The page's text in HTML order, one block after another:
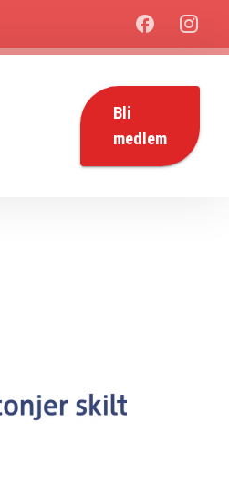
Bli
medlem